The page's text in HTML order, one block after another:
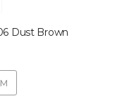
Dust Brown